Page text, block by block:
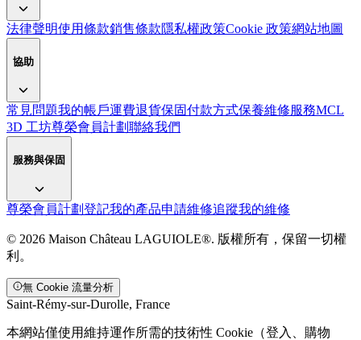
法律聲明使用條款銷售條款隱私權政策Cookie 政策網站地圖
協助
常見問題我的帳戶運費退貨保固付款方式保養維修服務MCL
3D 工坊尊榮會員計劃聯絡我們
服務與保固
尊榮會員計劃登記我的產品申請維修追蹤我的維修
© 2026 Maison Château LAGUIOLE®. 版權所有，保留一切權
利。
無 Cookie 流量分析
Saint-Rémy-sur-Durolle, France
本網站僅使用維持運作所需的技術性 Cookie（登入、購物